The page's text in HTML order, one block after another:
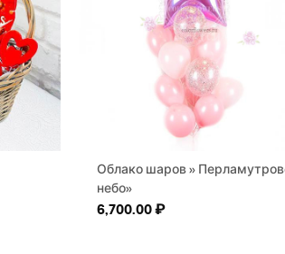
Облако шаров »
небо»
6,700.00₽